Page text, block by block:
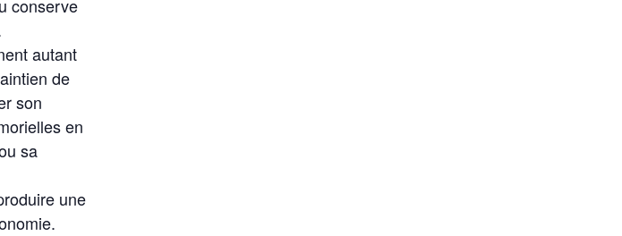
conserve
autant
de
son
en
sa
une